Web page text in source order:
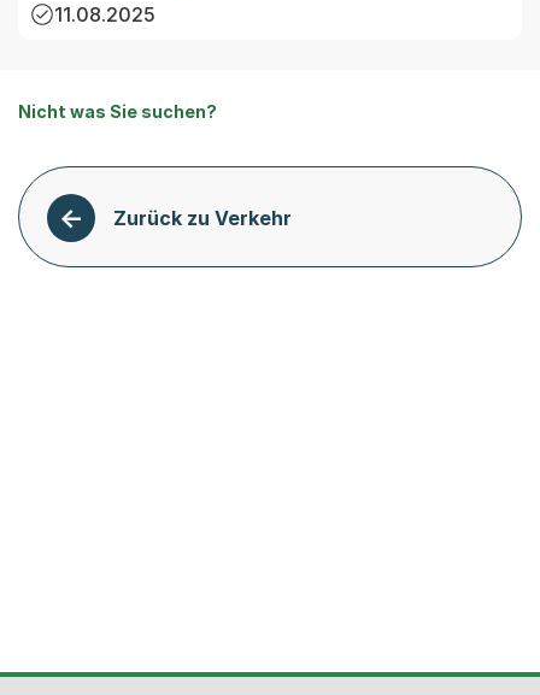
11.08.2025
Nicht was Sie suchen?
Zurück zu Verkehr